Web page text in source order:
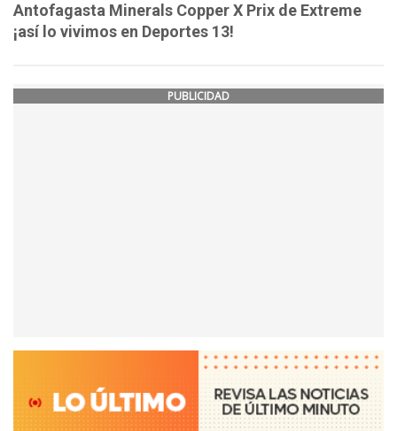
Antofagasta Minerals Copper X Prix de Extreme
¡así lo vivimos en Deportes 13!
PUBLICIDAD